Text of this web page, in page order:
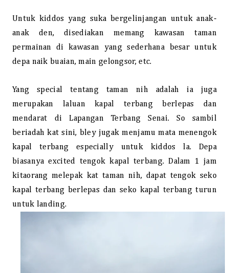
Untuk kiddos yang suka bergelinjangan untuk anak-
anak den, disediakan memang kawasan taman
permainan di kawasan yang sederhana besar untuk
depa naik buaian, main gelongsor, etc.
Yang special tentang taman nih adalah ia juga
merupakan laluan kapal terbang berlepas dan
mendarat di Lapangan Terbang Senai. So sambil
beriadah kat sini, bley jugak menjamu mata menengok
kapal terbang especially untuk kiddos la. Depa
biasanya excited tengok kapal terbang. Dalam 1 jam
kitaorang melepak kat taman nih, dapat tengok seko
kapal terbang berlepas dan seko kapal terbang turun
untuk landing.